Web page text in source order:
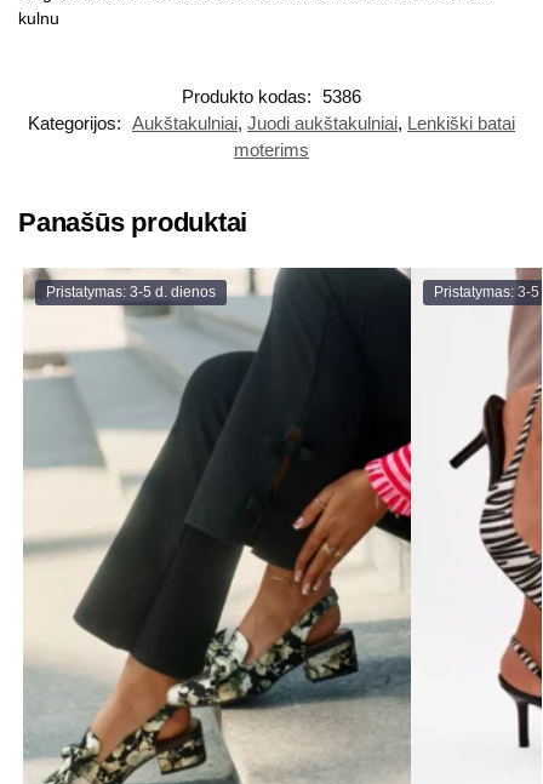
kulnu
Produkto kodas: 5386
Kategorijos: Aukštakulniai, Juodi aukštakulniai, Lenkiški batai
moterims
Panašūs produktai
Pristatymas: 3-5 d. dienos Pristatymas: 3-